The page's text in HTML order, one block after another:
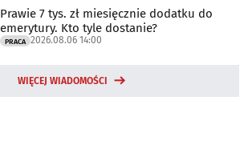
Prawie 7 tys. zł miesięcznie dodatku do
emerytury. Kto tyle dostanie?
PRACA 2026.08.06 14:00
WIĘCEJ WIADOMOŚCI